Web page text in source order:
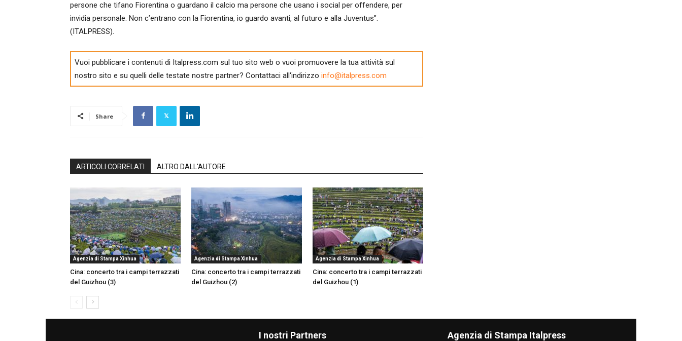
persone che tifano Fiorentina o guardano il calcio ma persone che usano i social per offendere, per
invidia personale. Non c’entrano con la Fiorentina, io guardo avanti, al futuro e alla Juventus”.
(ITALPRESS).
Vuoi pubblicare i contenuti di Italpress.com sul tuo sito web o vuoi promuovere la tua attività sul
nostro sito e su quelli delle testate nostre partner? Contattaci all'indirizzo info@italpress.com
Share
ARTICOLI CORRELATI ALTRO DALL'AUTORE
Agenzia di Stampa Xinhua
Cina: concerto tra i campi terrazzati
del Guizhou (3)
Agenzia di Stampa Xinhua
Cina: concerto tra i campi terrazzati
del Guizhou (2)
Agenzia di Stampa Xinhua
Cina: concerto tra i campi terrazzati
del Guizhou (1)
I nostri Partners Agenzia di Stampa Italpress